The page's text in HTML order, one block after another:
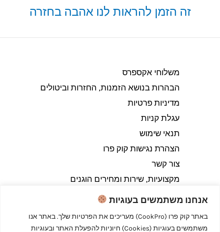
אנחנו משתמשים בעוגיות
באתר קוק פרו (CookPro) מעריכים את הפרטיות שלך. באתר אנו
משתמשים בעוגיות (Cookies) חיוניות להפעלת האתר ובעוגיות
זה הזמן להראות לנו אהבה בחזרה
משלוחי אקספרס
הבהרות בנושא הזמנות, החזרות וביטולים​
מדיניות פרטיות
עגלת קניות
תנאי שימוש
הצהרת נגישות קוק פרו
צור קשר
מקצועיות, שירות ומחירים הוגנים